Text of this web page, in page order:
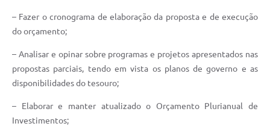
– Fazer o cronograma de elaboração da proposta e de execução
do orçamento;
– Analisar e opinar sobre programas e projetos apresentados nas
propostas parciais, tendo em vista os planos de governo e as
disponibilidades do tesouro;
– Elaborar e manter atualizado o Orçamento Plurianual de
Investimentos;